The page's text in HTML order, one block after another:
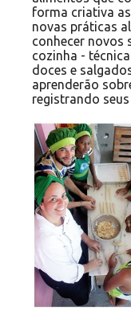
forma criativa
novas práticas
conhecer novos
cozinha -
doces e
aprenderão
registrando